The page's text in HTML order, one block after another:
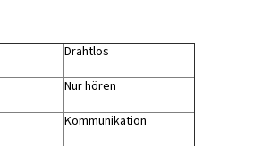
Drahtlos
Nur hören
Kommunikation